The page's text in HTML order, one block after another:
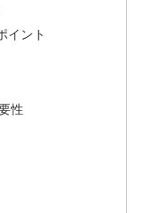
イント
性